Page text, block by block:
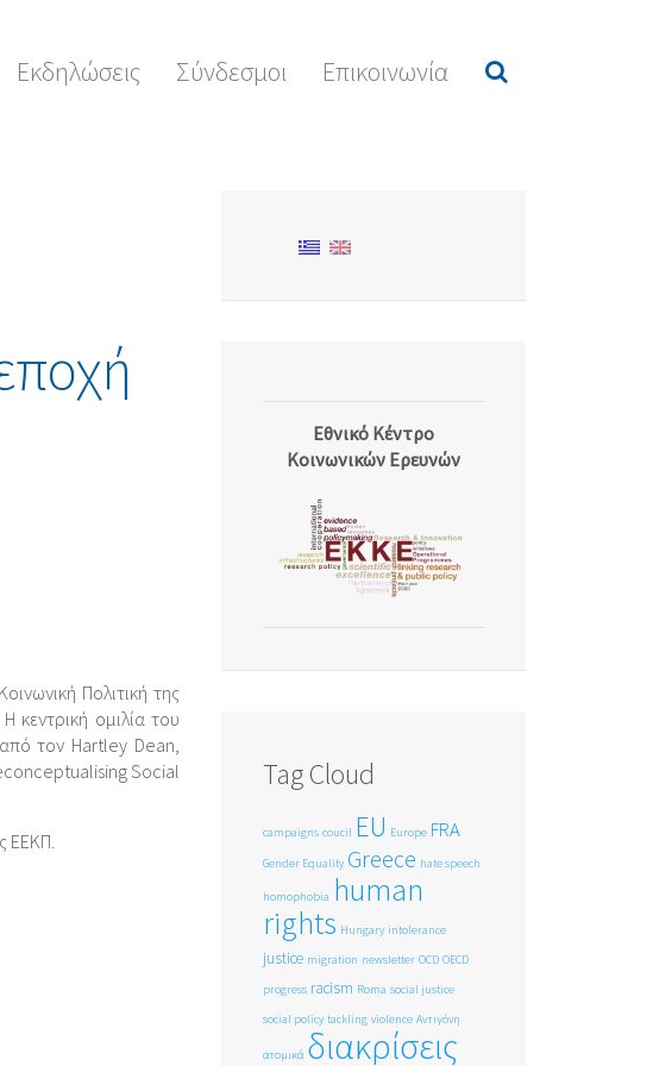
Εκδηλώσεις Σύνδεσμοι Επικοινωνία
Πολιτική της
κεντρική ομιλία του
τον Hartley Dean,
Social
ΕΕΚΠ.
Εθνικό Κέντρο
Κοινωνικών Ερευνών
Tag Cloud
campaigns coucil EU Europe FRA
Gender Equality Greece hate speech
homophobia human
rights Hungary intolerance
justice migration newsletter OCD OECD
progress racism Roma social justice
social policy tackling violence Αντιγόνη
ατομικά διακρίσεις